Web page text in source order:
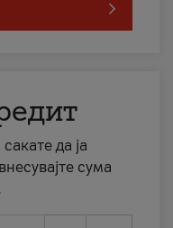
да ја
сума